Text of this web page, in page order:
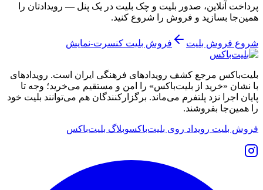
پرداخت آنلاین، صدور بلیت و چک بلیت در یک پنل — رویدادتان را
همین‌جا بسازید و فروش را شروع کنید.
شروع فروش بلیت فروش بلیت کنسرت-نمایش
بلیت‌باکس مرجع کشف رویدادهای فرهنگی ایران است. رویدادهای
با نشان «خرید از بلیت‌باکس» را امن و مستقیم می‌خرید؛ وجه تا
پایان اجرا نزد پلتفرم می‌ماند. برگزارکنندگان هم می‌توانند بلیت خود
را همین‌جا بفروشند.
فروش بلیت رویداد روی بلیت‌باکسوبلاگ بلیت‌باکس